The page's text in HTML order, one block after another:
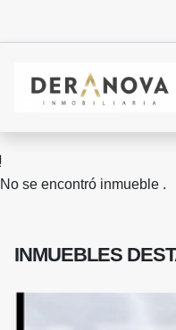
No se encontró inmueble .
INMUEBLES